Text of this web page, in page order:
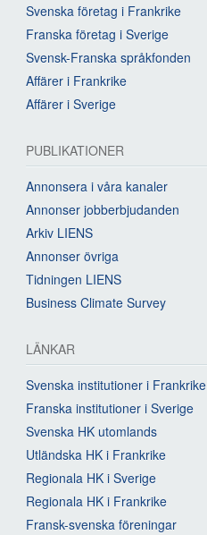
Svenska företag i Frankrike
Franska företag i Sverige
Svensk-Franska språkfonden
Affärer i Frankrike
Affärer i Sverige
PUBLIKATIONER
Annonsera i våra kanaler
Annonser jobberbjudanden
Arkiv LIENS
Annonser övriga
Tidningen LIENS
Business Climate Survey
LÄNKAR
Svenska institutioner i Frankrike
Franska institutioner i Sverige
Svenska HK utomlands
Utländska HK i Frankrike
Regionala HK i Sverige
Regionala HK i Frankrike
Fransk-svenska föreningar